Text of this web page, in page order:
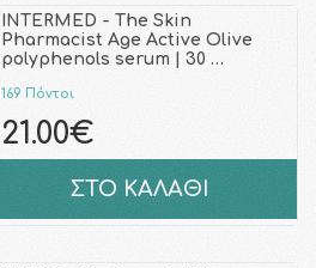
INTERMED - The Skin
Pharmacist Αge Active Olive
polyphenols serum | 30 …
169 Πόντοι
21.00€
ΣΤΟ ΚΑΛΑΘΙ